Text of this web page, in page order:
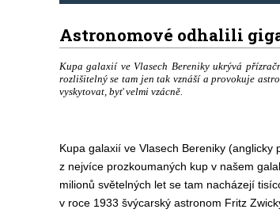
Astronomové odhalili
Kupa galaxií ve Vlasech Bereniky ukrývá
rozlišitelný se tam jen tak vznáší a provokuje
vyskytovat, byť velmi vzácně.
Kupa galaxií ve Vlasech Bereniky (anglicky
z nejvíce prozkoumaných kup v našem
milionů světelných let se tam nacházejí
v roce 1933 švýcarský astronom Fritz